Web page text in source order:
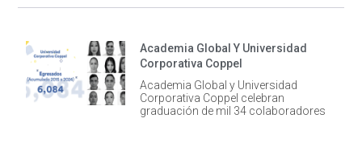
Academia Global Y Universidad
Corporativa Coppel
Academia Global y Universidad
Corporativa Coppel celebran
graduación de mil 34 colaboradores